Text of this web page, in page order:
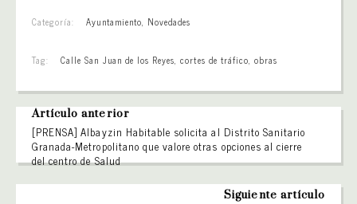
Categoría: Ayuntamiento, Novedades
Tag: Calle San Juan de los Reyes,cortes de tráfico,obras
Artículo anterior
[PRENSA] Albayzin Habitable solicita al Distrito Sanitario
Granada-Metropolitano que valore otras opciones al cierre
del centro de Salud
Siguiente artículo